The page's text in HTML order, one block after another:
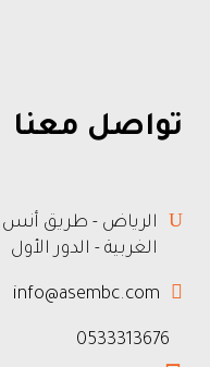
تواصل معنا
الرياض - طريق أنس
الغربية - الدور الأول
info@asembc.com
0533313676